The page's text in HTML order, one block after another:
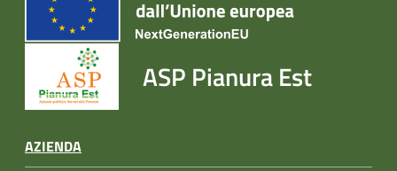
ASP Pianura Est
AZIENDA